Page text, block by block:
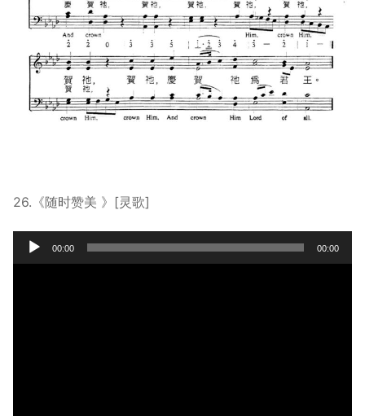
26.《随时赞美 》[灵歌]
Audio
Player
00:00 00:00